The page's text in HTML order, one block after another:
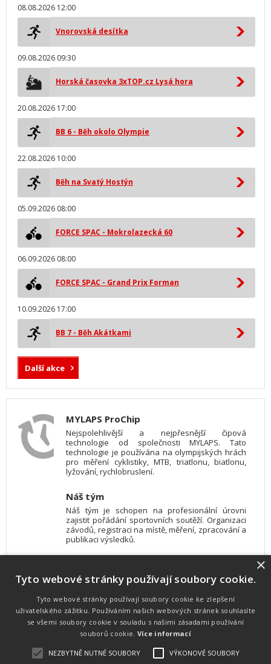
08.08.2026 12:00
Vnorovská desítka
09.08.2026 09:30
Horská časovka 3xTOP.cz Lysá hora
20.08.2026 17:00
BB 6 - Běh okolo Olympie
22.08.2026 10:00
Běh na Svatý Hostýn
05.09.2026 08:00
FORCE SPAC - Mokrolazecká 60
06.09.2026 08:00
FORCE SPAC - Grand Prix Forman
10.09.2026 17:00
BB 7 - Běh Akátkami
Další akce
MYLAPS ProChip
Nejspolehlivější a nejpřesnější čipová
technologie od společnosti MYLAPS. Tato
technologie je používána na olympijských hrách
pro měření cyklistiky, MTB, triatlonu, biatlonu,
lyžování, rychlobruslení.
Náš tým
Náš tým je schopen na profesionální úrovni
zajistit pořádání sportovních soutěží. Organizaci
závodů, registraci na místě, měření, zpracování a
publikaci výsledků.
Pro měření, zpracování a publikaci výsledků
používáme software vyvinutý na zakázku. Lze
online publikovat výsledky komentátorovi na
obrazovky a s nepatrným zpožděním na
webových stránkách.
×
Tyto webové stránky používají soubory cookie.
Tyto webové stránky používají soubory cookie ke zlepšení
uživatelského zážitku. Používáním našich webových stránek souhlasíte
se všemi soubory cookie v souladu s našimi zásadami používání
souborů cookie. Více informací
NEZBYTNĚ NUTNÉ SOUBORY VÝKONOVÉ SOUBORY